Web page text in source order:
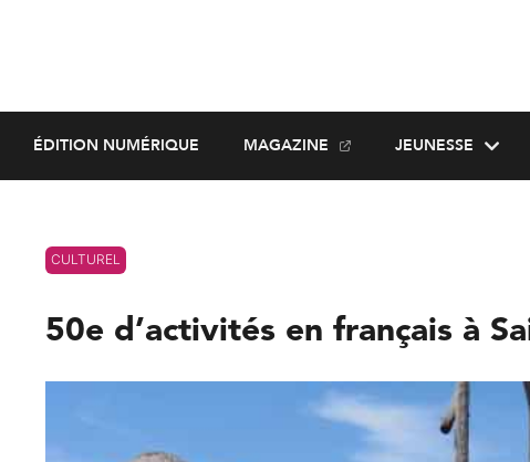
ÉDITION NUMÉRIQUE MAGAZINE JEUNESSE
CULTUREL
50e d’activités en français à